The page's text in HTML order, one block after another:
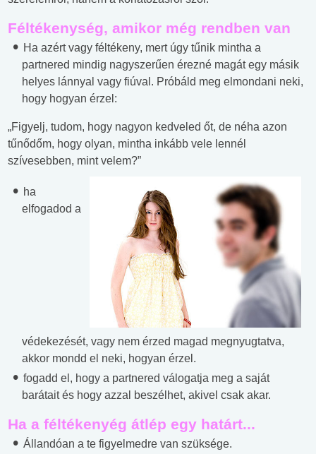
Féltékenység, amikor még rendben van
Ha azért vagy féltékeny, mert úgy tűnik mintha a
partnered mindig nagyszerűen érezné magát egy másik
helyes lánnyal vagy fiúval. Próbáld meg elmondani neki,
hogy hogyan érzel:
„Figyelj, tudom, hogy nagyon kedveled őt, de néha azon
tűnődőm, hogy olyan, mintha inkább vele lennél
szívesebben, mint velem?”
ha
elfogadod a
védekezését, vagy nem érzed magad megnyugtatva,
akkor mondd el neki, hogyan érzel.
fogadd el, hogy a partnered válogatja meg a saját
barátait és hogy azzal beszélhet, akivel csak akar.
Ha a féltékenyég átlép egy határt...
Állandóan a te figyelmedre van szüksége.